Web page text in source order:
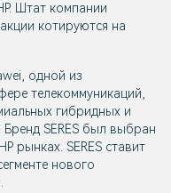
Штат компании
котируются на
одной из
телекоммуникаций,
гибридных и
SERES был выбран
рынках. SERES ставит
нового